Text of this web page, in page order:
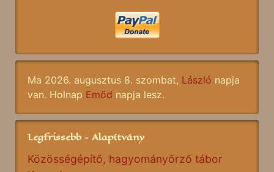
Ma 2026. augusztus 8. szombat, László napja
van. Holnap Emőd napja lesz.
Legfrissebb - Alapítvány
Közösségépítő, hagyományőrző tábor